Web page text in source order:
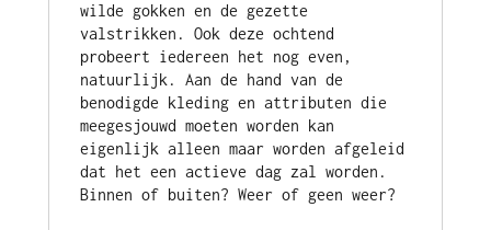
wilde gokken en de gezette
valstrikken. Ook deze ochtend
probeert iedereen het nog even,
natuurlijk. Aan de hand van de
benodigde kleding en attributen die
meegesjouwd moeten worden kan
eigenlijk alleen maar worden afgeleid
dat het een actieve dag zal worden.
Binnen of buiten? Weer of geen weer?